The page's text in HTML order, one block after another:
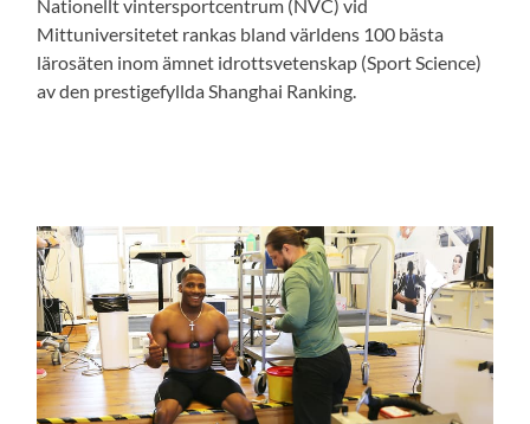
Nationellt vintersportcentrum (NVC) vid
Mittuniversitetet rankas bland världens 100 bästa
lärosäten inom ämnet idrottsvetenskap (Sport Science)
av den prestigefyllda Shanghai Ranking.